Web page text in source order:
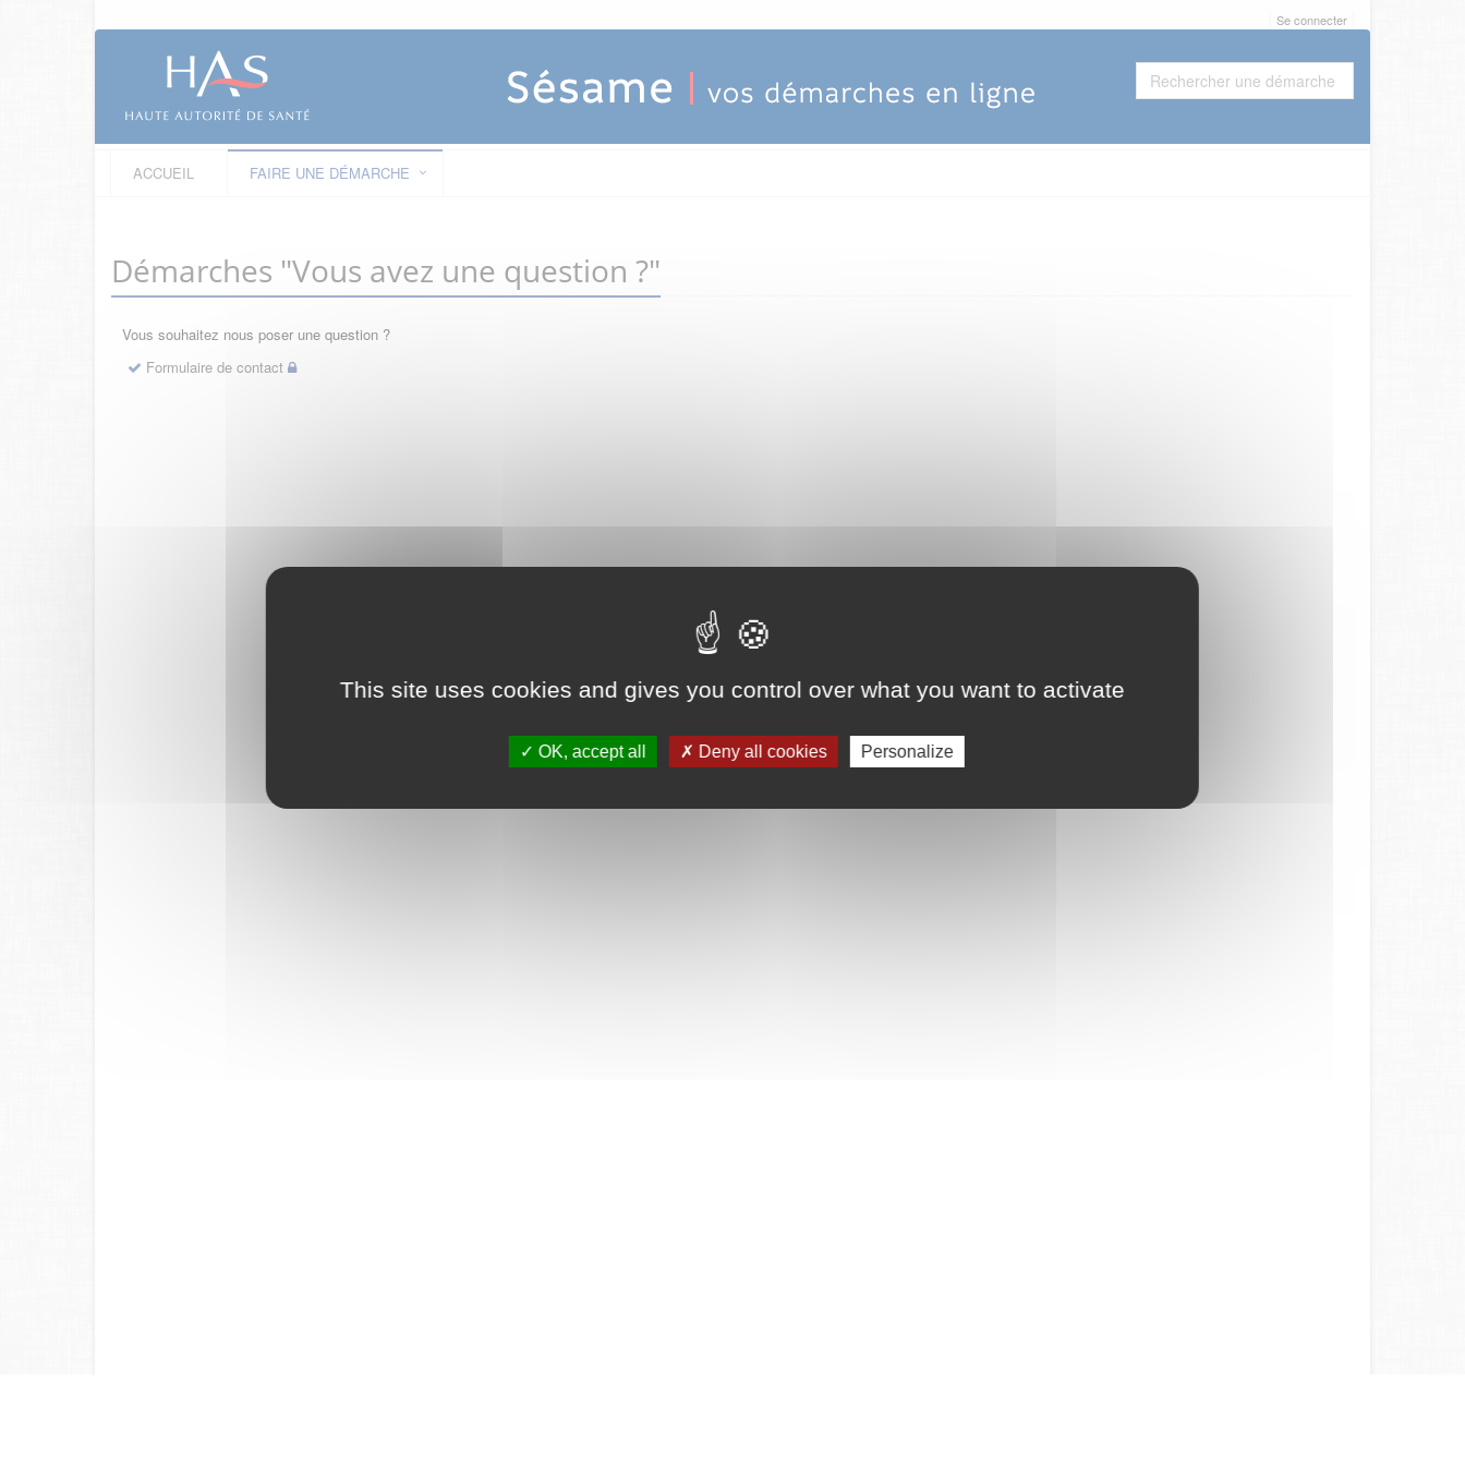
This site uses cookies and gives you control over what you want to activate
OK, accept all Deny all cookies Personalize
Se connecter
ACCUEIL FAIRE UNE DÉMARCHE
Démarches "Vous avez une question ?"
Vous souhaitez nous poser une question ?
Formulaire de contact